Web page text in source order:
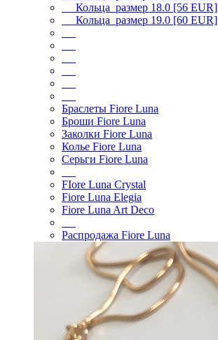
Кольца размер 18.0 [56 EUR]
Кольца размер 19.0 [60 EUR]
Браслеты Fiore Luna
Броши Fiore Luna
Заколки Fiore Luna
Колье Fiore Luna
Серьги Fiore Luna
FIore Luna Crystal
Fiore Luna Elegia
Fiore Luna Art Deco
Распродажа Fiore Luna